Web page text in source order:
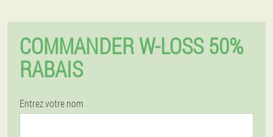
COMMANDER W-LOSS 50%
RABAIS
Entrez votre nom